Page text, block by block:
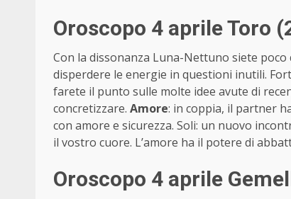
Oroscopo 4 aprile Toro
Con la dissonanza Luna-Nettuno siete
disperdere le energie in questioni inutili.
farete il punto sulle molte idee avute di
concretizzare. Amore: in coppia, il partner
con amore e sicurezza. Soli: un nuovo
il vostro cuore. L’amore ha il potere di
Oroscopo 4 aprile